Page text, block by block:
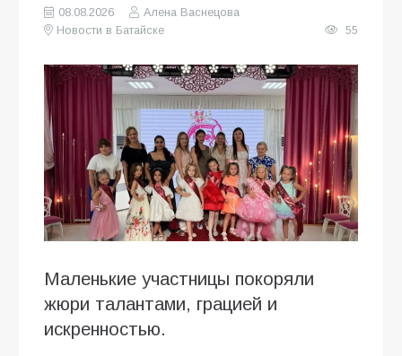
08.08.2026
Алена Васнецова
Новости в Батайске
55
Маленькие участницы покоряли
жюри талантами, грацией и
искренностью.